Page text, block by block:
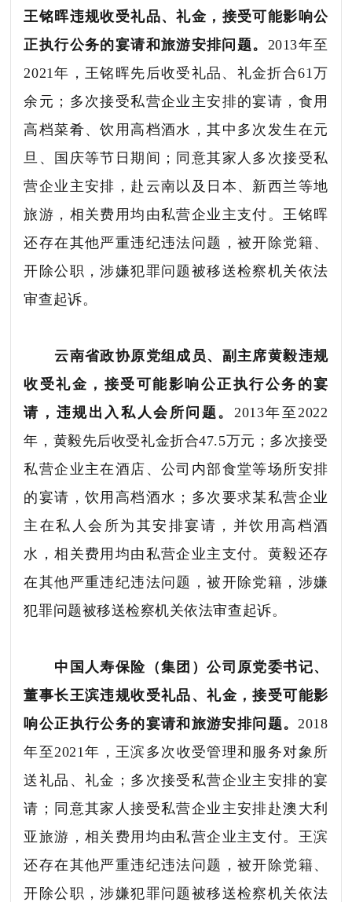
王铭晖违规收受礼品、礼金，接受可能影响公
正执行公务的宴请和旅游安排问题。 2013年至
2021年，王铭晖先后收受礼品、礼金折合61万
余元；多次接受私营企业主安排的宴请，食用
高档菜肴、饮用高档酒水，其中多次发生在元
旦、国庆等节日期间；同意其家人多次接受私
营企业主安排，赴云南以及日本、新西兰等地
旅游，相关费用均由私营企业主支付。王铭晖
还存在其他严重违纪违法问题，被开除党籍、
开除公职，涉嫌犯罪问题被移送检察机关依法
审查起诉。
云南省政协原党组成员、副主席黄毅违规
收受礼金，接受可能影响公正执行公务的宴
请，违规出入私人会所问题。 2013年至2022
年，黄毅先后收受礼金折合47.5万元；多次接受
私营企业主在酒店、公司内部食堂等场所安排
的宴请，饮用高档酒水；多次要求某私营企业
主在私人会所为其安排宴请，并饮用高档酒
水，相关费用均由私营企业主支付。黄毅还存
在其他严重违纪违法问题，被开除党籍，涉嫌
犯罪问题被移送检察机关依法审查起诉。
中国人寿保险（集团）公司原党委书记、
董事长王滨违规收受礼品、礼金，接受可能影
响公正执行公务的宴请和旅游安排问题。 2018
年至2021年，王滨多次收受管理和服务对象所
送礼品、礼金；多次接受私营企业主安排的宴
请；同意其家人接受私营企业主安排赴澳大利
亚旅游，相关费用均由私营企业主支付。王滨
还存在其他严重违纪违法问题，被开除党籍、
开除公职，涉嫌犯罪问题被移送检察机关依法